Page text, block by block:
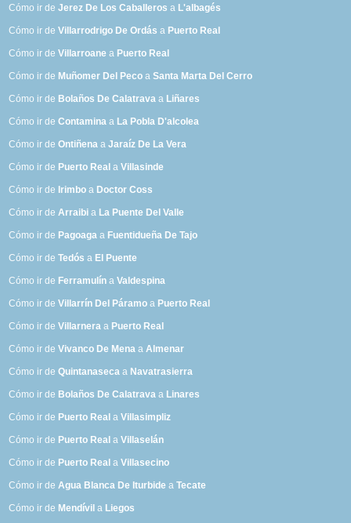
Cómo ir deJerez De Los Caballeros a L'albagés
Cómo ir deVillarrodrigo De Ordás a Puerto Real
Cómo ir deVillarroane a Puerto Real
Cómo ir de Muñomer Del Peco aSanta Marta Del Cerro
Cómo ir de Bolaños De Calatrava a Liñares
Cómo ir deContamina a La Pobla D'alcolea
Cómo ir deOntiñena aJaraíz De La Vera
Cómo ir de Puerto Real aVillasinde
Cómo ir de Irimbo a Doctor Coss
Cómo ir deArraibi a La Puente Del Valle
Cómo ir de Pagoaga a Fuentidueña De Tajo
Cómo ir deTedós a El Puente
Cómo ir de Ferramulín aValdespina
Cómo ir deVillarrín Del Páramo a Puerto Real
Cómo ir deVillarnera a Puerto Real
Cómo ir deVivanco De Mena aAlmenar
Cómo ir deQuintanaseca a Navatrasierra
Cómo ir de Bolaños De Calatrava a Linares
Cómo ir de Puerto Real aVillasimpliz
Cómo ir de Puerto Real aVillaselán
Cómo ir de Puerto Real aVillasecino
Cómo ir deAgua Blanca De Iturbide aTecate
Cómo ir de Mendívil a Liegos